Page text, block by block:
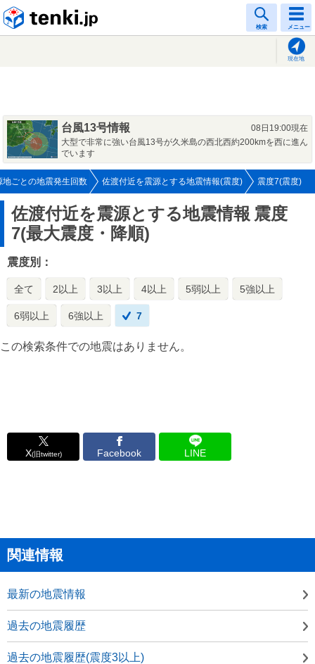
検索 メニュー
現在地
台風13号情報
08日19:00現在
大型で非常に強い台風13号が久米島の西北西約200kmを西に進ん
でいます
地ごとの地震発生回数 佐渡付近を震源とする地震情報(震度) 震度7(震度)
佐渡付近を震源とする地震情報 震度
7(最大震度・降順)
震度別：
全て 2以上 3以上 4以上 5弱以上 5強以上
6弱以上 6強以上 7
この検索条件での地震はありません。
X(旧twitter) Facebook LINE
関連情報
最新の地震情報
過去の地震履歴
過去の地震履歴(震度3以上)